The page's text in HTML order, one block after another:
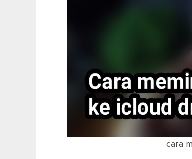
cara